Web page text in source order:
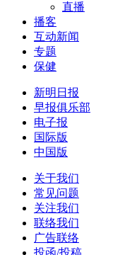
直播
播客
互动新闻
专题
保健
新明日报
早报俱乐部
电子报
国际版
中国版
关于我们
常见问题
关注我们
联络我们
广告联络